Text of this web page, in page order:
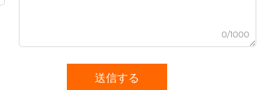
0/1000
送信する